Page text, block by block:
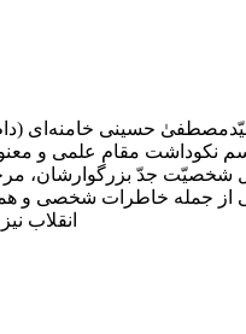
سیّدمصطفیٰ حسینی خامنه‌ای
نکوداشت مقام علمی و
جدّ بزرگوارشان،
انجام شد، سخن از موضوعات مختلفی از
انقلاب